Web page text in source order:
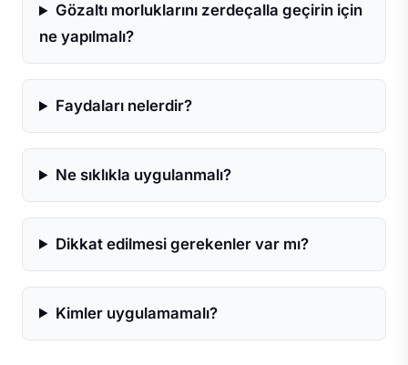
Gözaltı morluklarını zerdeçalla geçirin için
ne yapılmalı?
Faydaları nelerdir?
Ne sıklıkla uygulanmalı?
Dikkat edilmesi gerekenler var mı?
Kimler uygulamamalı?